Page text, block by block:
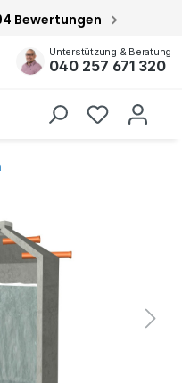
Bewertungen
Unterstützung & Beratung
040 257 671 320